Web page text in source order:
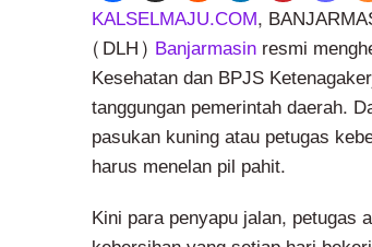
KALSELMAJU.COM,
(DLH) Banjarmasinresmi
Kesehatan dan BPJS
tanggungan pemerintah daerah.
pasukan kuning atau petugas
harus menelan pil pahit.
Kini para penyapu jalan, petugas